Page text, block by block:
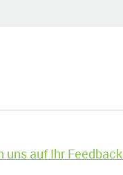
uns auf Ihr Feedback.